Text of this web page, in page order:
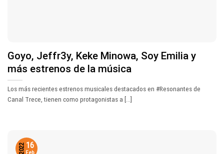
Goyo, Jeffr3y, Keke Minowa, Soy Emilia y
más estrenos de la música
Los más recientes estrenos musicales destacados en #Resonantes de
Canal Trece, tienen como protagonistas a [...]
16
Feb
2022